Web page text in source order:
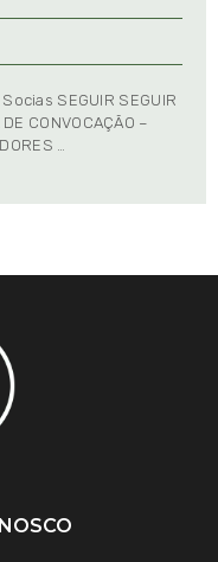
SEGUIR SEGUIR
CONVOCAÇÃO –
…